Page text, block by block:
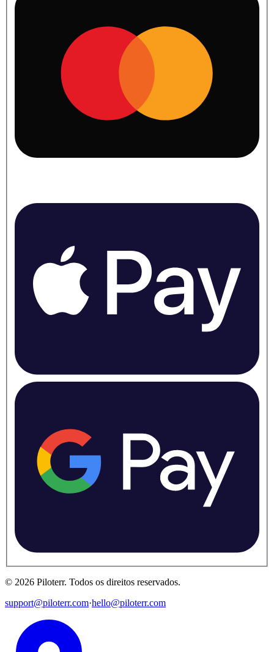
© 2026 Piloterr. Todos os direitos reservados.
support@piloterr.com·hello@piloterr.com